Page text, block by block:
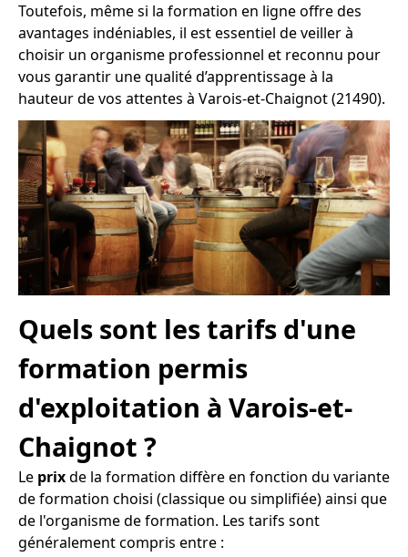
Toutefois, même si la formation en ligne offre des
avantages indéniables, il est essentiel de veiller à
choisir un organisme professionnel et reconnu pour
vous garantir une qualité d’apprentissage à la
hauteur de vos attentes à Varois-et-Chaignot (21490).
Quels sont les tarifs d'une
formation permis
d'exploitation à Varois-et-
Chaignot ?
Le prixde la formation diffère en fonction du variante
de formation choisi (classique ou simplifiée) ainsi que
de l'organisme de formation. Les tarifs sont
généralement compris entre :